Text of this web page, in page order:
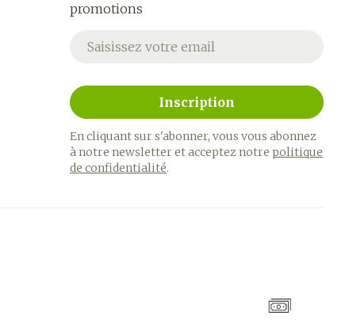
promotions
Adresse mail
Inscription
En cliquant sur s'abonner, vous vous abonnez
à notre newsletter et acceptez notrepolitique
de confidentialité.